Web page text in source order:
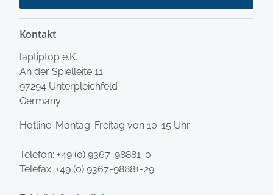
Kontakt
laptiptop e.K.
An der Spielleite 11
97294 Unterpleichfeld
Germany
Hotline: Montag-Freitag von 10-15 Uhr
Telefon: +49 (0) 9367-98881-0
Telefax: +49 (0) 9367-98881-29